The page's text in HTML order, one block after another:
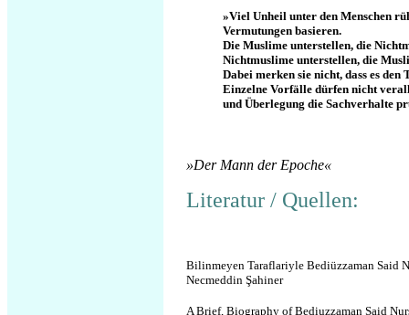
»Viel Unheil unter den Menschen
Vermutungen basieren.
Die Muslime unterstellen, die
Nichtmuslime unterstellen, die
Dabei merken sie nicht, dass es
Einzelne Vorfälle dürfen nicht
und Überlegung die Sachverhalte
»Der Mann der Epoche«
Literatur / Quellen:
Bilinmeyen Taraflariyle Bediüzzaman Said
Necmeddin Şahiner
A Brief, Biography of Bediuzzaman Said